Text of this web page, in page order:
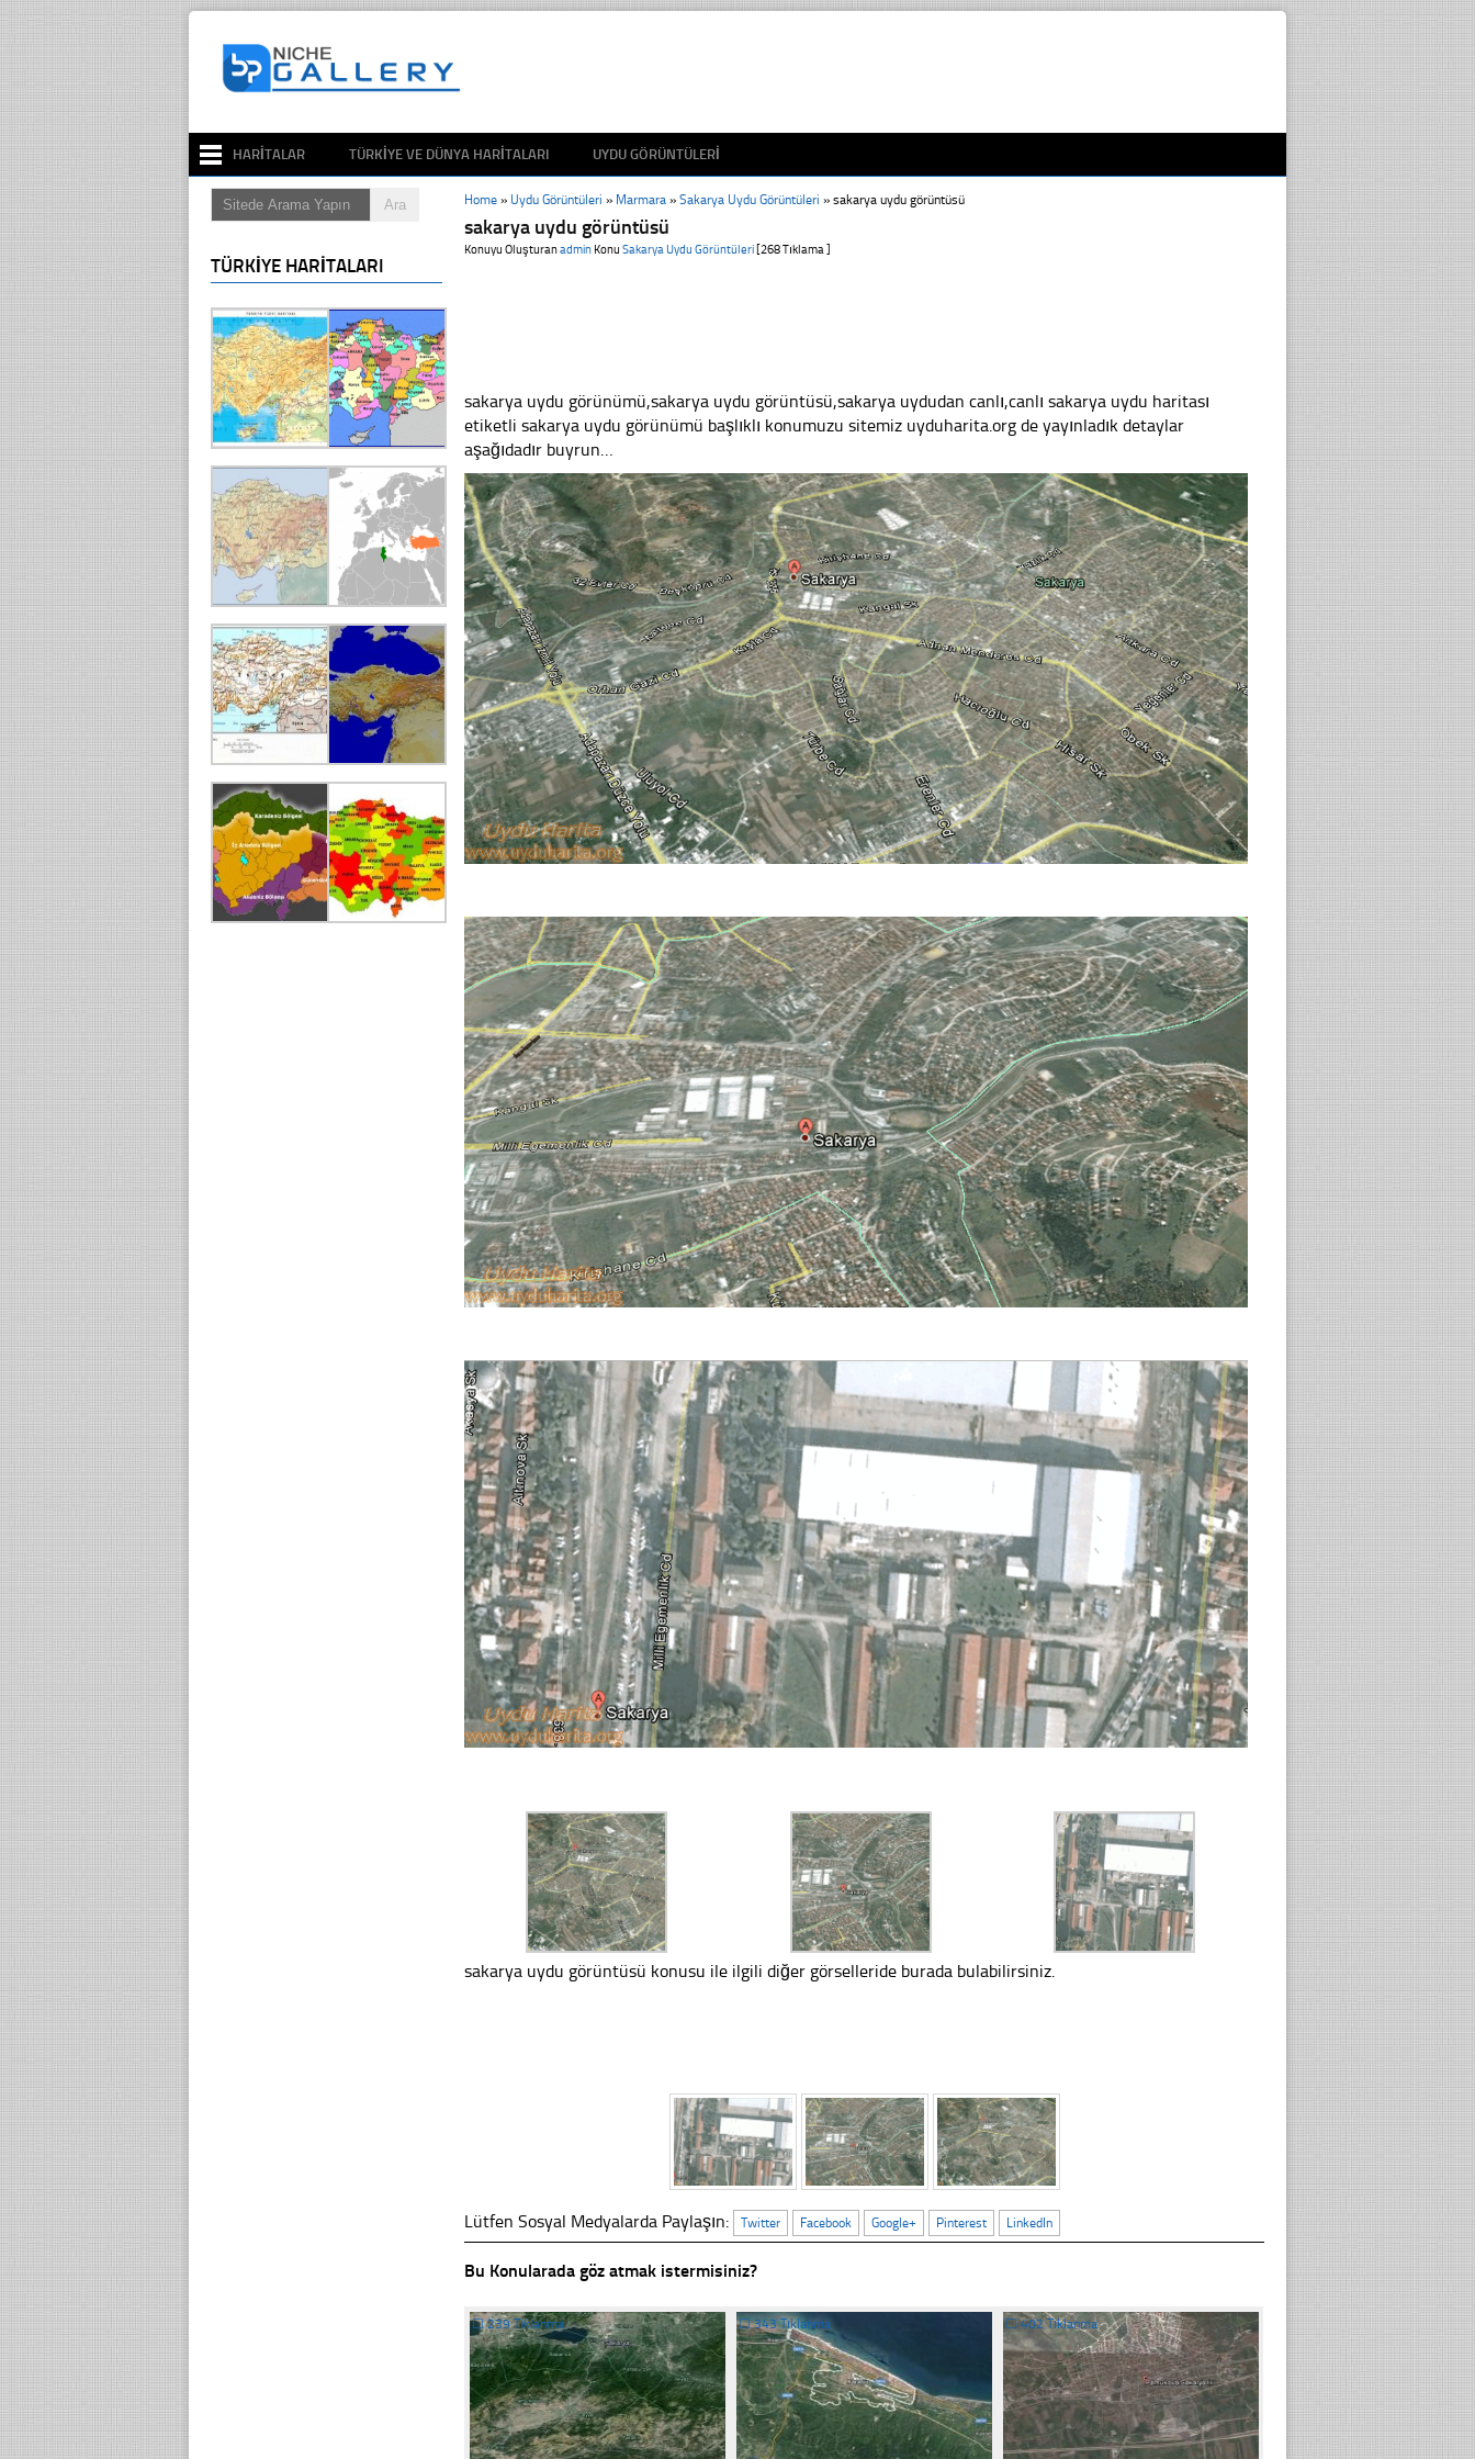
HARITALAR TÜRKIYE VE DÜNYA HARITALARI UYDU GÖRÜNTÜLERI
Home » Uydu Görüntüleri » Marmara »Sakarya Uydu Görüntüleri »sakarya uydu görüntüsü
sakarya uydu görüntüsü
Konuyu Oluşturanadmin KonuSakarya Uydu Görüntüleri [268 Tıklama ]
sakarya uydu görünümü,sakarya uydu görüntüsü,sakarya uydudan canlı,canlı sakarya uydu haritası
etiketli sakarya uydu görünümü başlıklı konumuzu sitemiz uyduharita.org de yayınladık detaylar
aşağıdadır buyrun…
sakarya uydu görüntüsü konusu ile ilgili diğer görselleride burada bulabilirsiniz.
Lütfen Sosyal Medyalarda Paylaşın: Twitter Facebook Google+ Pinterest LinkedIn
Bu Konularada göz atmak istermisiniz?
☐239 Tıklanma ☐343 Tıklanma ☐402 Tıklanma
TÜRKIYE HARITALARI